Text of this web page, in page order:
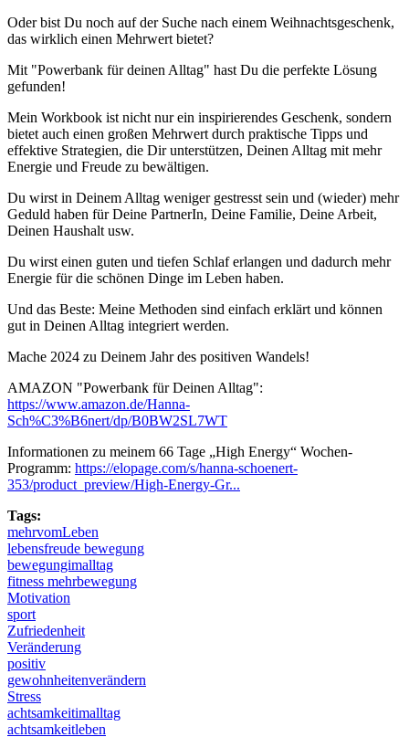
Oder bist Du noch auf der Suche nach einem Weihnachtsgeschenk,
das wirklich einen Mehrwert bietet?
Mit "Powerbank für deinen Alltag" hast Du die perfekte Lösung
gefunden!
Mein Workbook ist nicht nur ein inspirierendes Geschenk, sondern
bietet auch einen großen Mehrwert durch praktische Tipps und
effektive Strategien, die Dir unterstützen, Deinen Alltag mit mehr
Energie und Freude zu bewältigen.
Du wirst in Deinem Alltag weniger gestresst sein und (wieder) mehr
Geduld haben für Deine PartnerIn, Deine Familie, Deine Arbeit,
Deinen Haushalt usw.
Du wirst einen guten und tiefen Schlaf erlangen und dadurch mehr
Energie für die schönen Dinge im Leben haben.
Und das Beste: Meine Methoden sind einfach erklärt und können
gut in Deinen Alltag integriert werden.
Mache 2024 zu Deinem Jahr des positiven Wandels!
AMAZON "Powerbank für Deinen Alltag":
https://www.amazon.de/Hanna-
Sch%C3%B6nert/dp/B0BW2SL7WT
Informationen zu meinem 66 Tage „High Energy“ Wochen-
Programm: https://elopage.com/s/hanna-schoenert-
353/product_preview/High-Energy-Gr...
Tags:
mehrvomLeben
lebensfreude bewegung
bewegungimalltag
fitness mehrbewegung
Motivation
sport
Zufriedenheit
Veränderung
positiv
gewohnheitenverändern
Stress
achtsamkeitimalltag
achtsamkeitleben